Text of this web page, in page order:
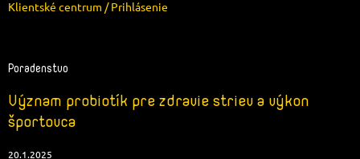
Klientské centrum / Prihlásenie
Poradenstvo
Význam probiotík pre zdravie striev a výkon
športovca
20.1.2025